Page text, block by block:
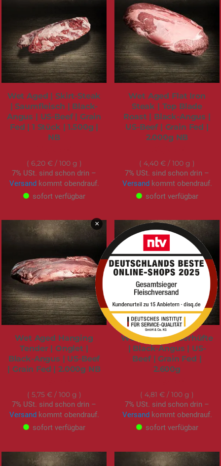
Wet Aged | Skirt-Steak
| Saumfleisch | Black-
Angus | US-Beef | Grain
Fed | 1 Stück | 1.500g |
NB
6,20 €/ 100 g
7% USt. sind schon drin –
Versandkommt obendrauf.
sofort verfügbar
Wet Aged Flat Iron
Steak | Top Blade
Roast | Black-Angus |
US-Beef | Grain Fed |
2.000g NB
4,40 € / 100 g
7% USt. sind schon drin –
Versandkommt obendrauf.
sofort verfügbar
Wet Aged Hanging
Tender | Onglet |
Black-Angus | US-Beef
| Grain Fed | 2.000g NB
5,75 €/ 100 g
7% USt. sind schon drin –
Versand kommt obendrauf.
sofort verfügbar
Wet Aged Rinderhüfte
| Black-Angus | US-
Beef | Grain Fed |
2.600g
4,81 € / 100 g
7% USt. sind schon drin –
Versand kommt obendrauf.
sofort verfügbar
×